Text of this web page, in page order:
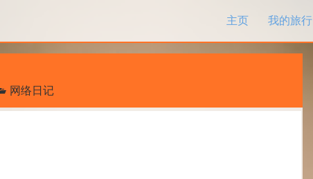
主页
我的旅行
网络日记